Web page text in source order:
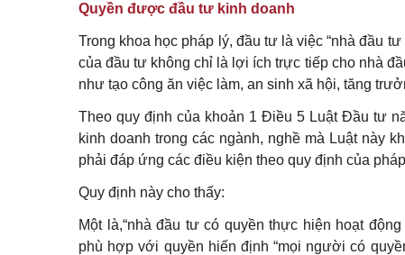
Quyền được đầu tư kinh doanh
Trong khoa học pháp lý, đầu tư là việc “nhà đầu
của đầu tư không chỉ là lợi ích trực tiếp cho nhà
như tạo công ăn việc làm, an sinh xã hội, tăng
Theo quy định của khoản 1 Điều 5 Luật Đầu tư
kinh doanh trong các ngành, nghề mà Luật này
phải đáp ứng các điều kiện theo quy định của pháp
Quy định này cho thấy:
Một là,“nhà đầu tư có quyền thực hiện hoạt
phù hợp với quyền hiến định “mọi người có